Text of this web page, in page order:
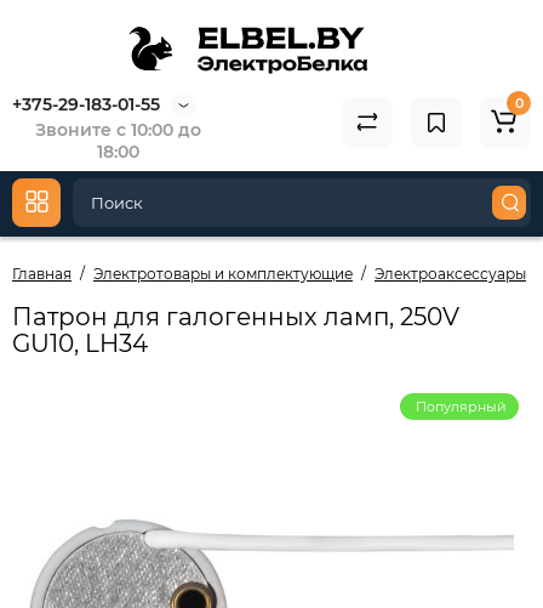
+375-29-183-01-55
Звоните с 10:00 до
18:00
0
Главная Электротовары и комплектующие Электроаксессуары
Патрон для галогенных ламп, 250V
GU10, LH34
Популярный